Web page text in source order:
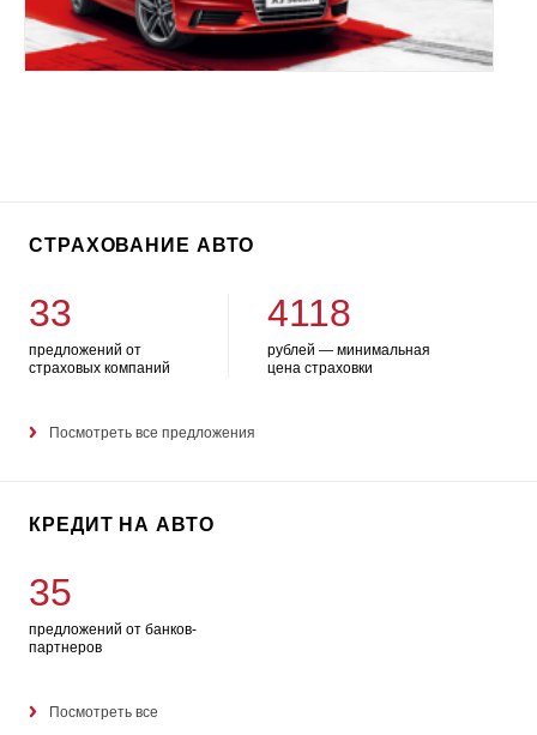
СТРАХОВАНИЕ АВТО
33
предложений от
страховых компаний
4118
рублей — минимальная
цена страховки
Посмотреть все предложения
КРЕДИТ НА АВТО
35
предложений от банков-
партнеров
Посмотреть все